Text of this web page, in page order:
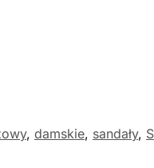
, damskie, sandały,